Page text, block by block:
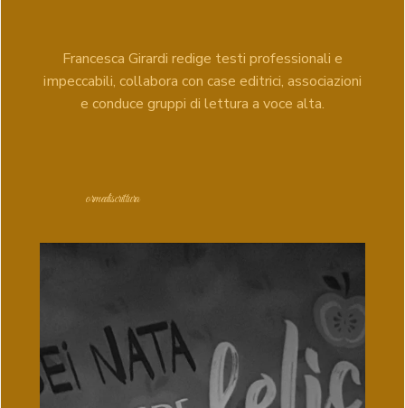
Francesca Girardi redige testi professionali e
impeccabili, collabora con case editrici, associazioni
e conduce gruppi di lettura a voce alta.
ormediscrittura